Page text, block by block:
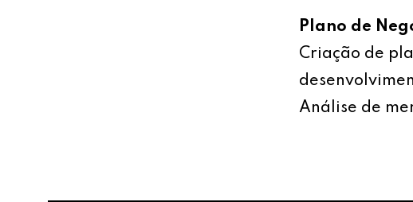
Plano de
Criação de
Análise de